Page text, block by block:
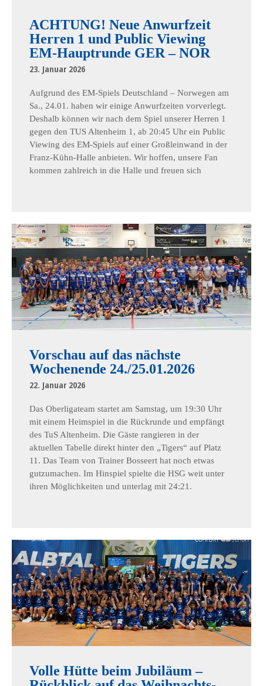
ACHTUNG! Neue Anwurfzeit
Herren 1 und Public Viewing
EM-Hauptrunde GER – NOR
23. Januar 2026
Aufgrund des EM-Spiels Deutschland – Norwegen am
Sa., 24.01. haben wir einige Anwurfzeiten vorverlegt.
Deshalb können wir nach dem Spiel unserer Herren 1
gegen den TUS Altenheim 1, ab 20:45 Uhr ein Public
Viewing des EM-Spiels auf einer Großleinwand in der
Franz-Kühn-Halle anbieten. Wir hoffen, unsere Fan
kommen zahlreich in die Halle und freuen sich
Vorschau auf das nächste
Wochenende 24./25.01.2026
22. Januar 2026
Das Oberligateam startet am Samstag, um 19:30 Uhr
mit einem Heimspiel in die Rückrunde und empfängt
des TuS Altenheim. Die Gäste rangieren in der
aktuellen Tabelle direkt hinter den „Tigers“ auf Platz
11. Das Team von Trainer Bosseert hat noch etwas
gutzumachen. Im Hinspiel spielte die HSG weit unter
ihren Möglichkeiten und unterlag mit 24:21.
Volle Hütte beim Jubiläum –